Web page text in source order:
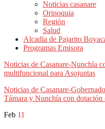
Noticias casanare
Orinoquia
Región
Salud
Alcadía de Pajarito
Programas Emisora
Noticias de Casanare-Nunchía
multifuncional para Asojuntas
Noticias de Casanare-
Támara y Nunchía con dotación
Feb 11